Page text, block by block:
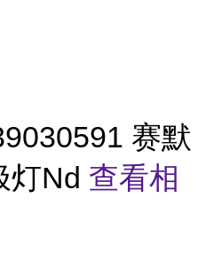
赛默
灯Nd 查看相